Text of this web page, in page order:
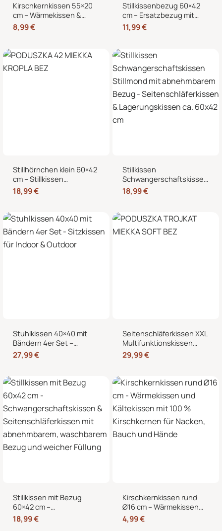
Kirschkernkissen 55×20
cm – Wärmekissen &
Kältekissen für
Mikrowelle, Nacken,
8,99€
Stillkissenbezug 60×42
cm – Ersatzbezug mit
Reißverschluss für
Stillmond & Stillhörnchen
11,99€
Stillhörnchen klein 60×42
cm – Stillkissen
Mondkissen mit
abnehmbarem Bezug für
Stillzeit
18,99€
Stillkissen
Schwangerschaftskissen
Stillmond mit
abnehmbarem Bezug –
Lagerungskissen ca.
60×42 cm
18,99€
Stuhlkissen 40×40 mit
Bändern 4er Set –
Sitzkissen für Indoor &
Outdoor
27,99€
Seitenschläferkissen XXL
Multifunktionskissen
Stillkissen – Lesekissen
für Bett und Sofa, weich
29,99€
Stillkissen mit Bezug
60×42 cm –
Schwangerschaftskissen
& Seitenschläferkissen
18,99€
Kirschkernkissen rund
Ø16 cm – Wärmekissen
und Kältekissen mit 100
% Kirschkernen für
4,99€